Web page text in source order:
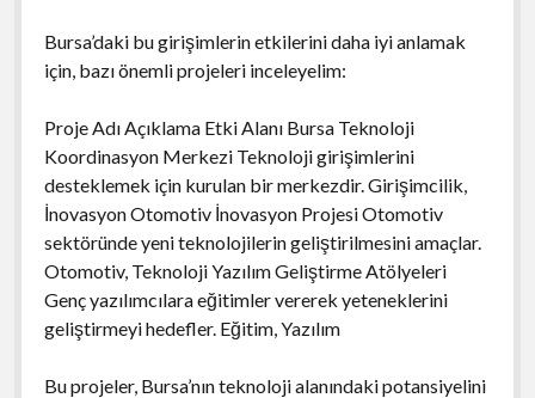
Bursa’daki bu girişimlerin etkilerini daha iyi anlamak
için, bazı önemli projeleri inceleyelim:
Proje Adı Açıklama Etki Alanı Bursa Teknoloji
Koordinasyon Merkezi Teknoloji girişimlerini
desteklemek için kurulan bir merkezdir. Girişimcilik,
İnovasyon Otomotiv İnovasyon Projesi Otomotiv
sektöründe yeni teknolojilerin geliştirilmesini amaçlar.
Otomotiv, Teknoloji Yazılım Geliştirme Atölyeleri
Genç yazılımcılara eğitimler vererek yeteneklerini
geliştirmeyi hedefler. Eğitim, Yazılım
Bu projeler, Bursa’nın teknoloji alanındaki potansiyelini